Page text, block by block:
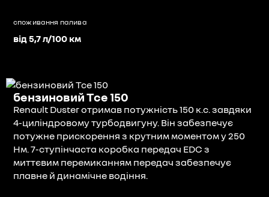
споживання палива
від 5,7 л/100 км
бензиновий Tce 150
Renault Duster отримав потужність 150 к.с. завдяки
4-циліндровому турбодвигуну. Він забезпечує
потужне прискорення з крутним моментом у 250
Нм. 7-ступінчаста коробка передач EDC з
миттєвим перемиканням передач забезпечує
плавне й динамічне водіння.